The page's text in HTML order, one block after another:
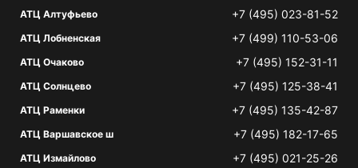
АТЦ Алтуфьево +7 (495) 023-81-52
АТЦ Лобненская +7 (499) 110-53-06
АТЦ Очаково +7 (495) 152-31-11
АТЦ Солнцево +7 (495) 125-38-41
АТЦ Раменки +7 (495) 135-42-87
АТЦ Варшавское ш +7 (495) 182-17-65
АТЦ Измайлово +7 (495) 021-25-26